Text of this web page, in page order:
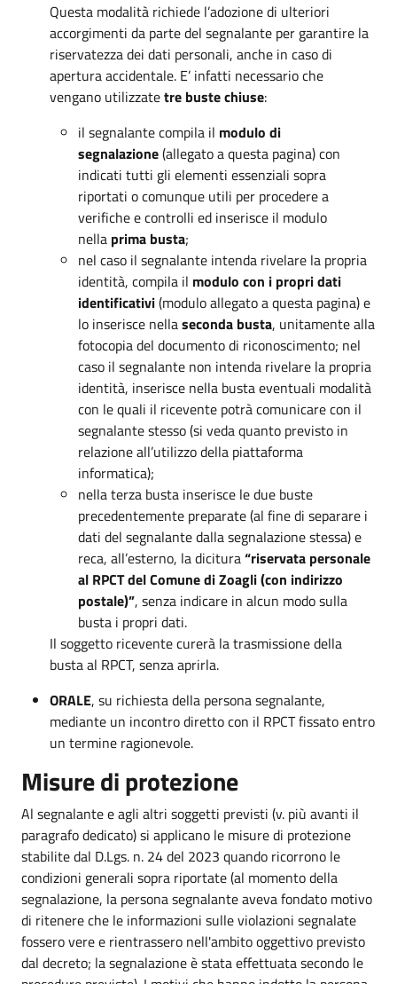
Questa modalità richiede l’adozione di ulteriori
accorgimenti da parte del segnalante per garantire la
riservatezza dei dati personali, anche in caso di
apertura accidentale. E’ infatti necessario che
vengano utilizzatetre buste chiuse:
il segnalante compila il modulo di
segnalazione(allegato a questa pagina) con
indicati tutti gli elementi essenziali sopra
riportati o comunque utili per procedere a
verifiche e controlli ed inserisce il modulo
nella prima busta;
nel caso il segnalante intenda rivelare la propria
identità, compila il modulo con i propri dati
identificativi(modulo allegato a questa pagina) e
lo inserisce nellaseconda busta, unitamente alla
fotocopia del documento di riconoscimento; nel
caso il segnalante non intenda rivelare la propria
identità, inserisce nella busta eventuali modalità
con le quali il ricevente potrà comunicare con il
segnalante stesso (si veda quanto previsto in
relazione all’utilizzo della piattaforma
informatica);
nella terza busta inserisce le due buste
precedentemente preparate (al fine di separare i
dati del segnalante dalla segnalazione stessa) e
reca, all’esterno, la dicitura“riservata personale
al RPCT del Comune di Zoagli (con indirizzo
postale)”, senza indicare in alcun modo sulla
busta i propri dati.
Il soggetto ricevente curerà la trasmissione della
busta al RPCT, senza aprirla.
ORALE, su richiesta della persona segnalante,
mediante un incontro diretto con il RPCT fissato entro
un termine ragionevole.
Misure di protezione
Al segnalante e agli altri soggetti previsti (v. più avanti il
paragrafo dedicato) si applicano le misure di protezione
stabilite dal D.Lgs. n. 24 del 2023 quando ricorrono le
condizioni generali sopra riportate (al momento della
segnalazione, la persona segnalante aveva fondato motivo
di ritenere che le informazioni sulle violazioni segnalate
fossero vere e rientrassero nell'ambito oggettivo previsto
dal decreto; la segnalazione è stata effettuata secondo le